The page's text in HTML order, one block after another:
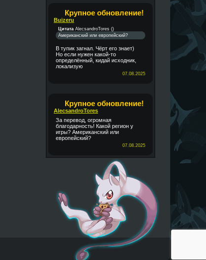
Крупное обновление!
Buizeru
Цитата AlecsandroTores ()
Американский или европейский?
В тупик загнал. Чёрт его знает)
Но если нужен какой-то
определённый, кидай исходник,
локализую
07.08.2025
Крупное обновление!
AlecsandroTores
За перевод, огромная
благодарность! Какой регион у
игры? Американский или
европейский?
07.08.2025